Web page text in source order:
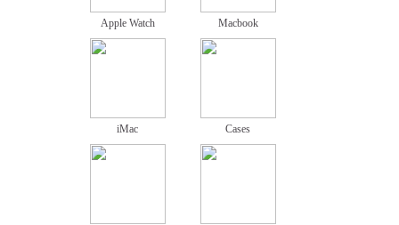
Apple Watch Macbook
iMac Cases